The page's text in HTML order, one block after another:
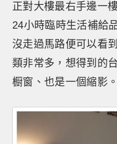
正對大樓最右手邊一
24小時臨時生活補給
沒走過馬路便可以看
類非常多，想得到的
橱窗、也是一個縮影。